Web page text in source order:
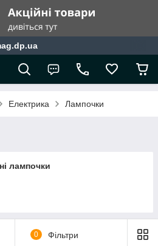
Електрика Лампочки
лампочки
0 Фільтри